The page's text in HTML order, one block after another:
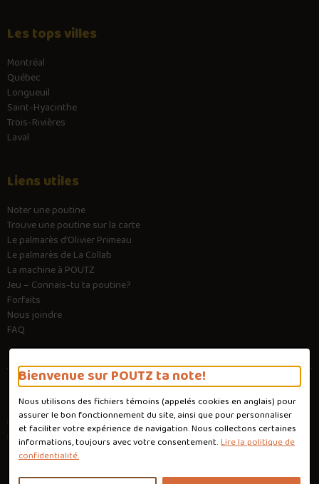
Bienvenue sur POUTZ ta note!
Nous utilisons des fichiers témoins (appelés cookies en anglais) pour
assurer le bon fonctionnement du site, ainsi que pour personnaliser
et faciliter votre expérience de navigation. Nous collectons certaines
informations, toujours avec votre consentement.Lire la politique de
confidentialité.
Les tops villes
Montréal
Québec
Longueuil
Saint-Hyacinthe
Trois-Rivières
Laval
Liens utiles
Noter une poutine
Trouve une poutine sur la carte
Le palmarès d’Olivier Primeau
Le palmarès de La Collab
La machine à POUTZ
Jeu – Connais-tu ta poutine?
Forfaits
Nous joindre
FAQ
Conditions d'utilisation
Politique de confidentialité
Personnaliser les cookies
Conception :Ekloweb